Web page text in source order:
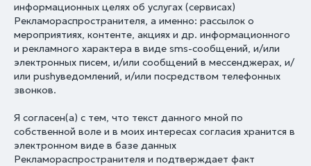
информационных целях об услугах (сервисах)
Рекламораспространителя, а именно: рассылок о
мероприятиях, контенте, акциях и др. информационного
и рекламного характера в виде sms-сообщений, и/или
электронных писем, и/или сообщений в мессенджерах, и/
или pushуведомлений, и/или посредством телефонных
звонков.
Я согласен(а) с тем, что текст данного мной по
собственной воле и в моих интересах согласия хранится в
электронном виде в базе данных
Рекламораспространителя и подтверждает факт